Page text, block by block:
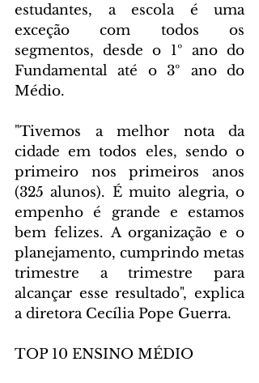
estudantes, a escola é uma
exceção com todos os
segmentos, desde o 1º ano do
Fundamental até o 3º ano do
Médio.
"Tivemos a melhor nota da
cidade em todos eles, sendo o
primeiro nos primeiros anos
(325 alunos). É muito alegria, o
empenho é grande e estamos
bem felizes. A organização e o
planejamento, cumprindo metas
trimestre a trimestre para
alcançar esse resultado", explica
a diretora Cecília Pope Guerra.
TOP 10 ENSINO MÉDIO